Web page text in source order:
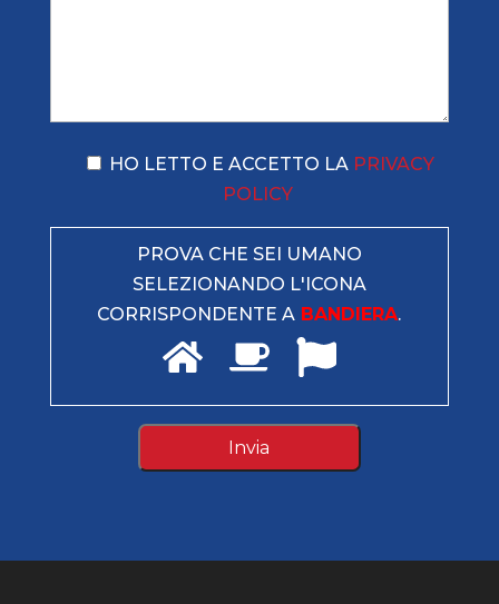
HO LETTO E ACCETTO LA PRIVACY
POLICY
PROVA CHE SEI UMANO
SELEZIONANDO L'ICONA
CORRISPONDENTE A BANDIERA.